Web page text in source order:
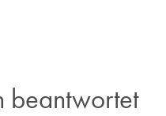
beantwortet